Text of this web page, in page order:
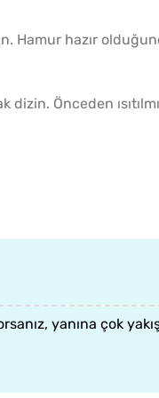
Hamur hazır
dizin. Önceden
yanına çok